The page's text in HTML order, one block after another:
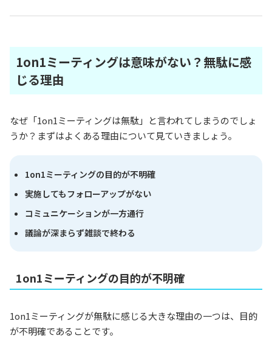
1on1ミーティングは意味がない？無駄に感
じる理由
なぜ「1on1ミーティングは無駄」と言われてしまうのでしょ
うか？まずはよくある理由について見ていきましょう。
1on1ミーティングの目的が不明確
実施してもフォローアップがない
コミュニケーションが一方通行
議論が深まらず雑談で終わる
1on1ミーティングの目的が不明確
1on1ミーティングが無駄に感じる大きな理由の一つは、目的
が不明確であることです。